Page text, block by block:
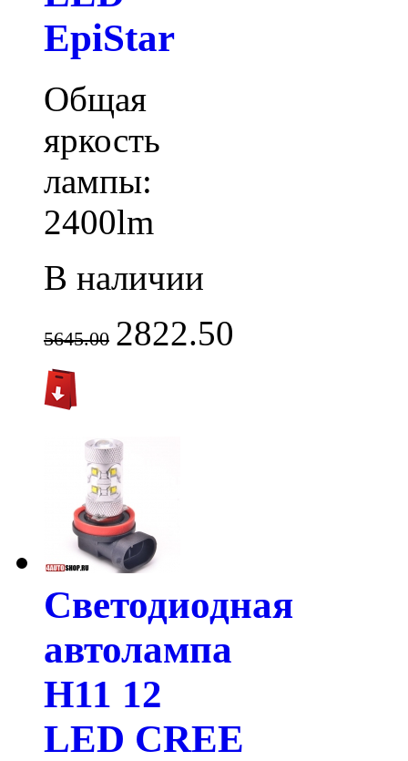
EpiStar
Общая
яркость
лампы:
2400lm
В наличии
5645.00 2822.50
Светодиодная
автолампа
H11 12
LED CREE